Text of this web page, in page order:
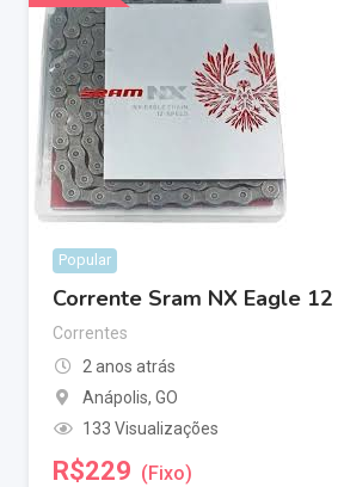
Popular
Corrente Sram NX Eagle
Correntes
2 anos atrás
Anápolis, GO
133 Visualizações
R$229 (Fixo)